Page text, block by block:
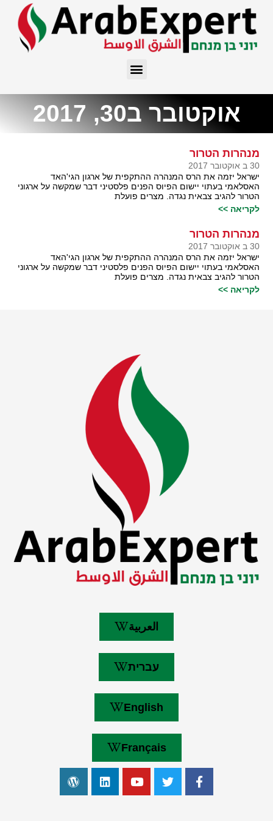
אוקטובר ב30, 2017
מנהרות הטרור
30 ב אוקטובר 2017
ישראל יזמה את הרס המנהרה ההתקפית של ארגון הגי'האד
האסלאמי בעתוי יישום הפיוס הפנים פלסטיני דבר שמקשה על ארגוני
הטרור להגיב צבאית נגדה. מצרים פועלת
לקריאה >>
מנהרות הטרור
30 ב אוקטובר 2017
ישראל יזמה את הרס המנהרה ההתקפית של ארגון הגי'האד
האסלאמי בעתוי יישום הפיוס הפנים פלסטיני דבר שמקשה על ארגוני
הטרור להגיב צבאית נגדה. מצרים פועלת
לקריאה >>
العربية
עברית
English
Français